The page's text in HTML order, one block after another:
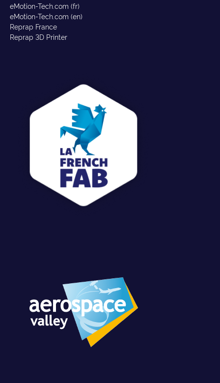
eMotion-Tech.com (fr)
eMotion-Tech.com (en)
Reprap France
Reprap 3D Printer